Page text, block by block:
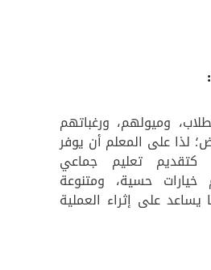
وميولهم، ورغباتهم
لذا على المعلم أن يوفر
كتقديم تعليم جماعي
خيارات حسية، ومتنوعة
على إثراء العملية